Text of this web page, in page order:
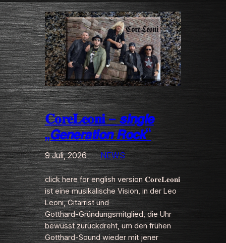
𝐂𝐨𝐫𝐞𝐋𝐞𝐨𝐧𝐢 – 𝙨𝙞𝙣𝙜𝙡𝙚
„𝙂𝙚𝙣𝙚𝙧𝙖𝙩𝙞𝙤𝙣 𝙍𝙤𝙘𝙠“
9 Juli, 2026 NEWS
click here for english version 𝐂𝐨𝐫𝐞𝐋𝐞𝐨𝐧𝐢
ist eine musikalische Vision, in der Leo
Leoni, Gitarrist und
Gotthard‑Gründungsmitglied, die Uhr
bewusst zurückdreht, um den frühen
Gotthard‑Sound wieder mit jener